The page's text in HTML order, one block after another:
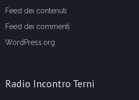
Feed dei contenuti
Feed dei commenti
WordPress.org
Radio Incontro Terni